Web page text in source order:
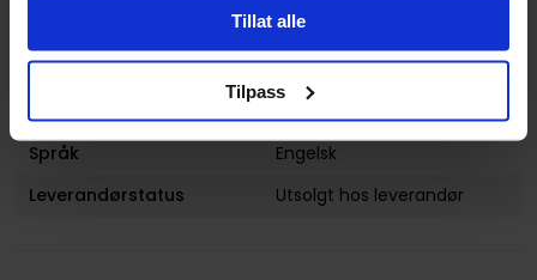
Tillat alle
Tilpass
Voksen
Illustrasjoner
1 Illustrations
Avansert Format
Språk
Engelsk
Leverandørstatus
Utsolgt hos leverandør